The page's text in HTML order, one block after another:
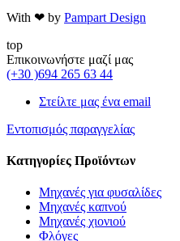
With ❤ by Pampart Design
top
Επικοινωνήστε μαζί μας
(+30 )694 265 63 44
Στείλτε μας ένα email
Εντοπισμός παραγγελίας
Κατηγορίες Προϊόντων
Μηχανές για φυσαλίδες
Μηχανές καπνού
Μηχανές χιονιού
Φλόγες